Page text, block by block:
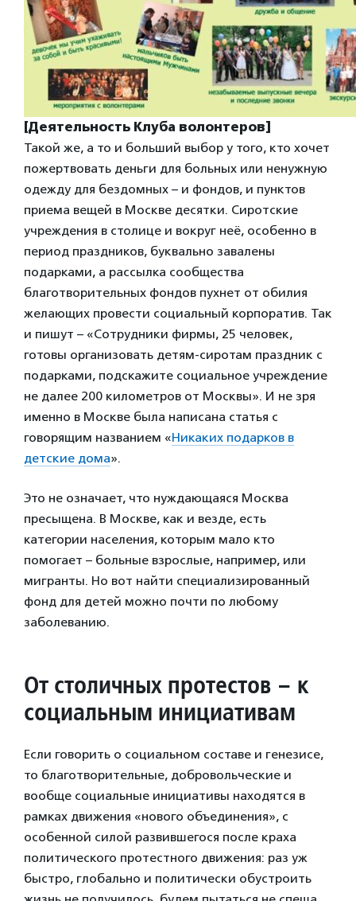
[Деятельность Клуба волонтеров]
Такой же, а то и больший выбор у того, кто хочет
пожертвовать деньги для больных или ненужную
одежду для бездомных – и фондов, и пунктов
приема вещей в Москве десятки. Сиротские
учреждения в столице и вокруг неё, особенно в
период праздников, буквально завалены
подарками, а рассылка сообщества
благотворительных фондов пухнет от обилия
желающих провести социальный корпоратив. Так
и пишут – «Сотрудники фирмы, 25 человек,
готовы организовать детям-сиротам праздник с
подарками, подскажите социальное учреждение
не далее 200 километров от Москвы». И не зря
именно в Москве была написана статья с
говорящим названием «Никаких подарков в
детские дома».
Это не означает, что нуждающаяся Москва
пресыщена. В Москве, как и везде, есть
категории населения, которым мало кто
помогает – больные взрослые, например, или
мигранты. Но вот найти специализированный
фонд для детей можно почти по любому
заболеванию.
От столичных протестов – к
социальным инициативам
Если говорить о социальном составе и генезисе,
то благотворительные, добровольческие и
вообще социальные инициативы находятся в
рамках движения «нового объединения», с
особенной силой развившегося после краха
политического протестного движения: раз уж
быстро, глобально и политически обустроить